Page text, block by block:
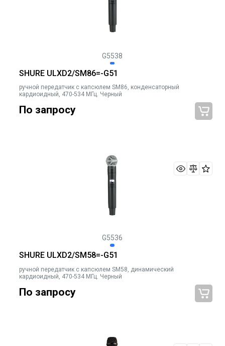
G5538
SHURE ULXD2/SM86=-G51
ручной передатчик с капсюлем SM86, конденсаторный
кардиоидный, 470-534 МГц. Черный
По запросу
G5536
SHURE ULXD2/SM58=-G51
ручной передатчик с капсюлем SM58, динамический
кардиоидный, 470-534 МГц. Черный
По запросу